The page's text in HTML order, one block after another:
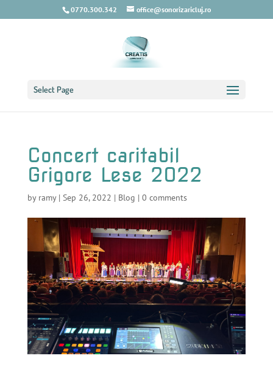
0770.300.342 office@sonorizaricluj.ro
Select Page
Concert caritabil
Grigore Lese 2022
by ramy| Sep 26, 2022 | Blog | 0 comments